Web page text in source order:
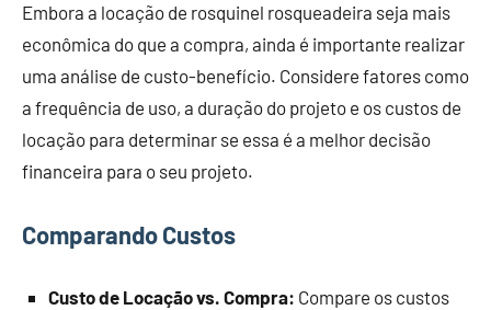
Embora a locação de rosquinel rosqueadeira seja mais
econômica do que a compra, ainda é importante realizar
uma análise de custo-benefício. Considere fatores como
a frequência de uso, a duração do projeto e os custos de
locação para determinar se essa é a melhor decisão
financeira para o seu projeto.
Comparando Custos
Custo de Locação vs. Compra: Compare os custos